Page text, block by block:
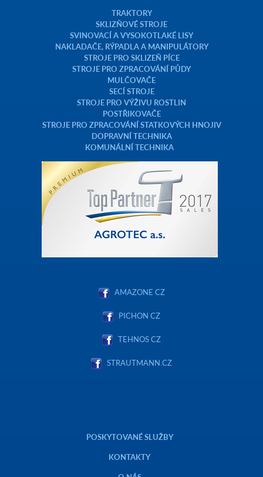
TRAKTORY
SKLIZŇOVÉ STROJE
SVINOVACÍ A VYSOKOTLAKÉ LISY
NAKLADAČE, RÝPADLA A MANIPULÁTORY
STROJE PRO SKLIZEŇ PÍCE
STROJE PRO ZPRACOVÁNÍ PŮDY
MULČOVAČE
SECÍ STROJE
STROJE PRO VÝŽIVU ROSTLIN
POSTŘIKOVAČE
STROJE PRO ZPRACOVÁNÍ STATKOVÝCH HNOJIV
DOPRAVNÍ TECHNIKA
KOMUNÁLNÍ TECHNIKA
AMAZONE CZ
PICHON CZ
TEHNOS CZ
STRAUTMANN.CZ
POSKYTOVANÉ SLUŽBY
KONTAKTY